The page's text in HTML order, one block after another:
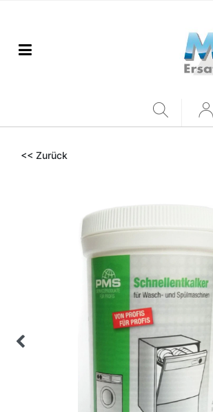
<< Zurück